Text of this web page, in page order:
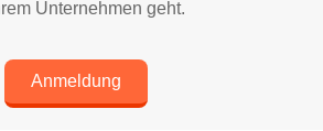
Unternehmen geht.
Anmeldung